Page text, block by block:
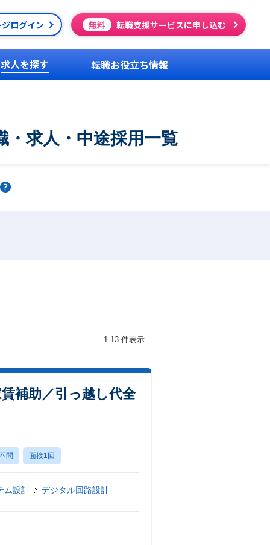
ログイン 無料 転職支援サービスに申し込む
求人を探す 転職お役立ち情報
・求人・中途採用一覧
1-13 件表示
補助／引っ越し代全
問 面接1回
ム設計 デジタル回路設計